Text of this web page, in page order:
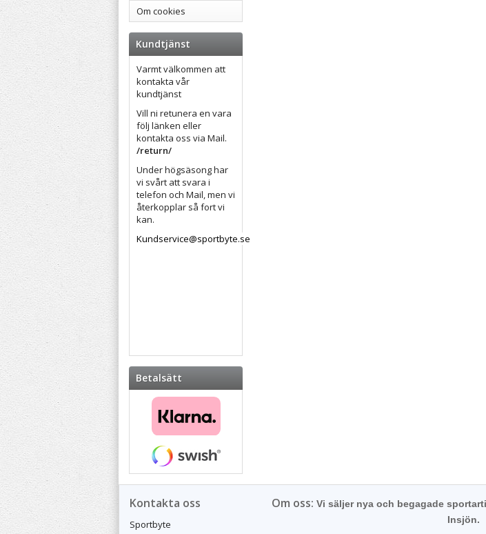
Om cookies
Kundtjänst
Varmt välkommen att
kontakta vår
kundtjänst
Vill ni retunera en vara
följ länken eller
kontakta oss via Mail.
/return/
Under högsäsong har
vi svårt att svara i
telefon och Mail, men vi
återkopplar så fort vi
kan.
Kundservice@sportbyte.se
Betalsätt
Kontakta oss
Sportbyte
Om oss: Vi säljer nya och begagade
Insjön.